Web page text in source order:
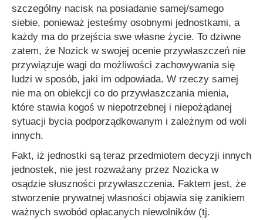
szczególny nacisk na posiadanie samej/samego
siebie, ponieważ jesteśmy osobnymi jednostkami, a
każdy ma do przejścia swe własne życie. To dziwne
zatem, że Nozick w swojej ocenie przywłaszczeń nie
przywiązuje wagi do możliwości zachowywania się
ludzi w sposób, jaki im odpowiada. W rzeczy samej
nie ma on obiekcji co do przywłaszczania mienia,
które stawia kogoś w niepotrzebnej i niepożądanej
sytuacji bycia podporządkowanym i zależnym od woli
innych.
Fakt, iż jednostki są teraz przedmiotem decyzji innych
jednostek, nie jest rozważany przez Nozicka w
osądzie słuszności przywłaszczenia. Faktem jest, że
stworzenie prywatnej własności objawia się zanikiem
ważnych swobód opłacanych niewolników (tj.